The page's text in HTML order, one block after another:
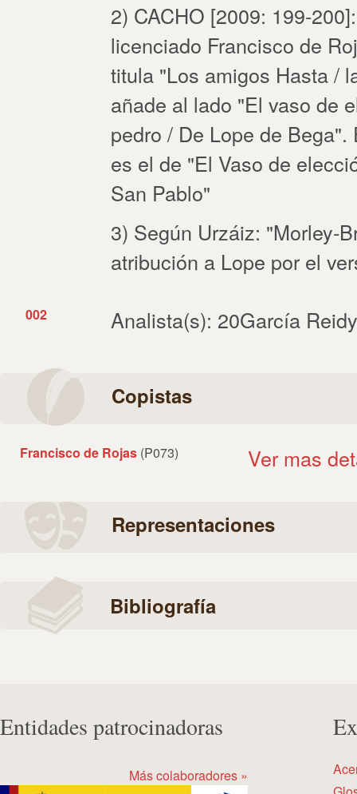
2) CACHO [2009: 199-
licenciado Francisco de
titula "Los amigos Hasta /
añade al lado "El vaso de
pedro / De Lope de
es el de "El Vaso de
San Pablo"
3) Según Urzáiz: "Morley-
atribución a Lope por el
002 Analista(s): 20García Reidy
Copistas
Francisco de Rojas (P073) Ver mas
Representaciones
Bibliografía
Entidades patrocinadoras
Más colaboradores »